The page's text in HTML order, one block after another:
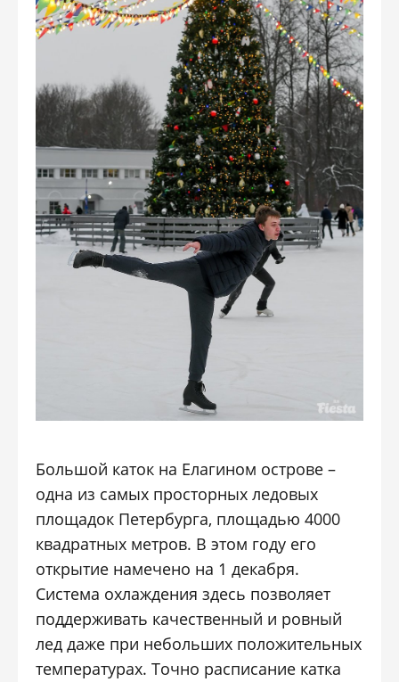
Большой каток на Елагином острове –
одна из самых просторных ледовых
площадок Петербурга, площадью 4000
квадратных метров. В этом году его
открытие намечено на 1 декабря.
Система охлаждения здесь позволяет
поддерживать качественный и ровный
лед даже при небольших положительных
температурах. Точно расписание катка